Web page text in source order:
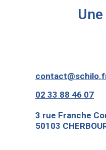
02 33 88 46 07
3 rue Franche
50103